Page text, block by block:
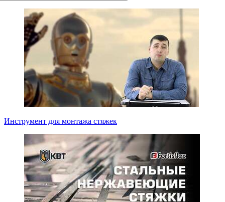
Инструмент для монтажа стяжек